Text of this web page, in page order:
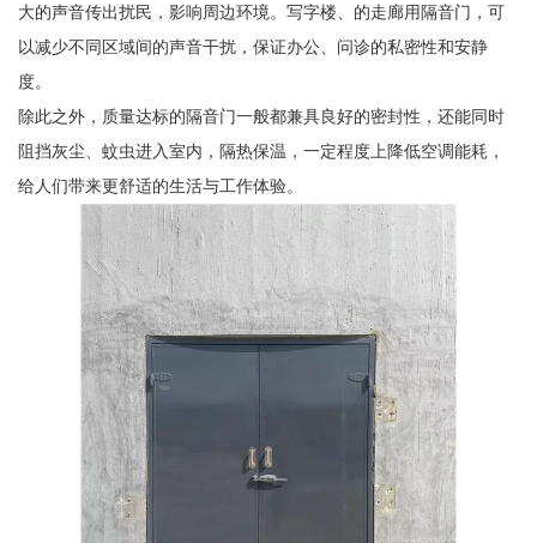
大的声音传出扰民，影响周边环境。写字楼、的走廊用隔音门，可
以减少不同区域间的声音干扰，保证办公、问诊的私密性和安静
度。
除此之外，质量达标的隔音门一般都兼具良好的密封性，还能同时
阻挡灰尘、蚊虫进入室内，隔热保温，一定程度上降低空调能耗，
给人们带来更舒适的生活与工作体验。